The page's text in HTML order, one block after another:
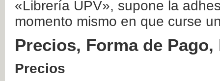
«Librería UPV», supone la
momento mismo en que curse
Precios, Forma de
Precios